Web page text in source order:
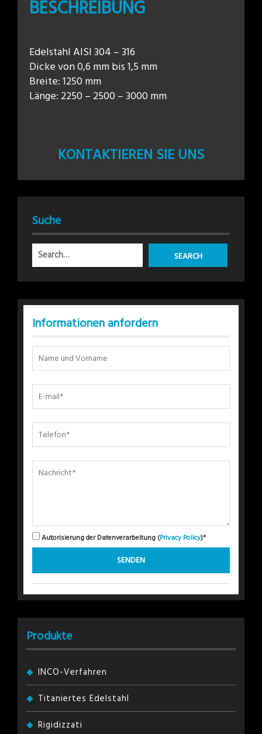
BESCHREIBUNG
Edelstahl AISI 304 – 316
Dicke von 0,6 mm bis 1,5 mm
Breite: 1250 mm
Länge: 2250 – 2500 – 3000 mm
KONTAKTIEREN SIE UNS
Suche
Informationen anfordern
Autorisierung der Datenverarbeitung (Privacy Policy)*
Produkte
INCO-Verfahren
Titaniertes Edelstahl
Rigidizzati